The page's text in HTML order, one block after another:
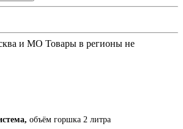
и МО Товары в регионы не
объём горшка 2 литра